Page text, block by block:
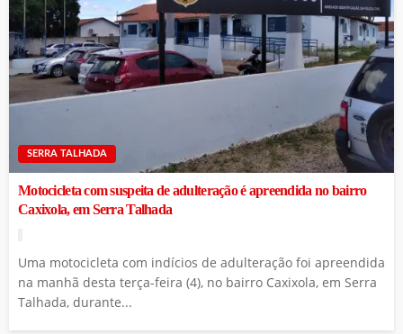
SERRA TALHADA
Motocicleta com suspeita de adulteração é apreendida no bairro
Caxixola, em Serra Talhada
Uma motocicleta com indícios de adulteração foi apreendida
na manhã desta terça-feira (4), no bairro Caxixola, em Serra
Talhada, durante...